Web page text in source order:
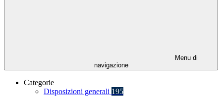
Menu di
navigazione
Categorie
Disposizioni generali 195